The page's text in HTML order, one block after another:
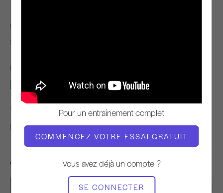
Pour un entraînement complet
COMMENCEZ VOTRE ESSAI GRATUIT
Vous avez déjà un compte ?
SE CONNECTER
ENSEIGNANT
Shari Berkowitz
MATÉRIEL NÉCESSAIRE
TROUVER DES COURS SIMILAIRES POUR
0 - 10 min
Mat
Autres séances d'entraînement